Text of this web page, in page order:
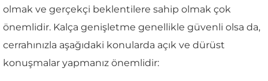
olmak ve gerçekçi beklentilere sahip olmak çok
önemlidir. Kalça genişletme genellikle güvenli olsa da,
cerrahınızla aşağıdaki konularda açık ve dürüst
konuşmalar yapmanız önemlidir: